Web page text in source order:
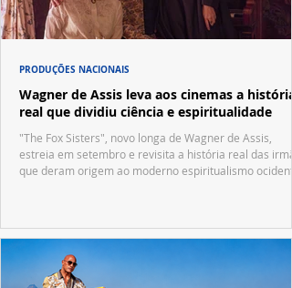
Wagner de Assis leva aos cinemas a história
real que dividiu ciência e espiritualidade
"The Fox Sisters", novo longa de Wagner de Assis,
estreia em setembro e revisita a história real das
que deram origem ao moderno espiritualismo
PRODUÇÕES NACIONAIS